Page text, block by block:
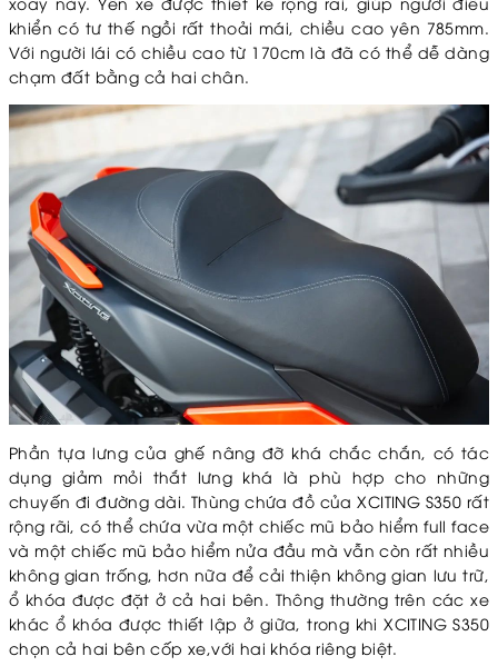
khiển có tư thế ngồi rất thoải mái, chiều cao yên 785mm.
Với người lái có chiều cao từ 170cm là đã có thể dễ dàng
chạm đất bằng cả hai chân.
Phần tựa lưng của ghế nâng đỡ khá chắc chắn, có tác
dụng giảm mỏi thắt lưng khá là phù hợp cho những
chuyến đi đường dài. Thùng chứa đồ của XCITING S350 rất
rộng rãi, có thể chứa vừa một chiếc mũ bảo hiểm full face
và một chiếc mũ bảo hiểm nửa đầu mà vẫn còn rất nhiều
không gian trống, hơn nữa để cải thiện không gian lưu trữ,
ổ khóa được đặt ở cả hai bên. Thông thường trên các xe
khác ổ khóa được thiết lập ở giữa, trong khi XCITING S350
chọn cả hai bên cốp xe,với hai khóa riêng biệt.